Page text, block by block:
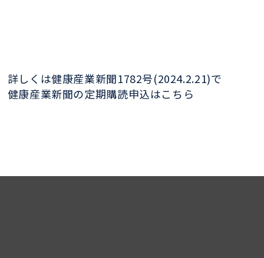
詳しくは健康産業新聞1782号(2024.2.21)で
健康産業新聞の定期購読申込はこちら